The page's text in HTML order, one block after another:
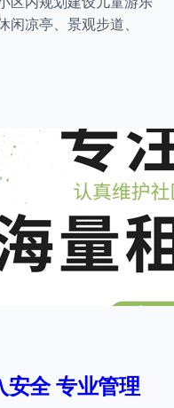
凉亭、景观步道、
安全 专业管理